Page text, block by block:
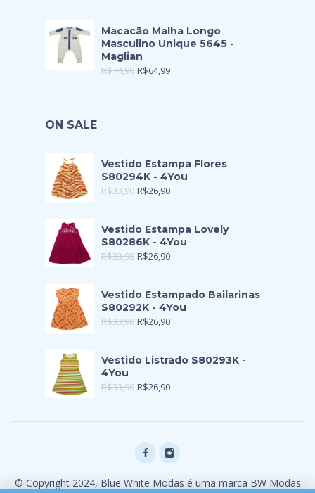
Macacão Malha Longo
Masculino Unique 5645 -
Maglian
R$74,90 R$64,99
ON SALE
Vestido Estampa Flores
S80294K - 4You
R$33,90 R$26,90
Vestido Estampa Lovely
S80286K - 4You
R$33,90 R$26,90
Vestido Estampado Bailarinas
S80292K - 4You
R$33,90 R$26,90
Vestido Listrado S80293K -
4You
R$33,90 R$26,90
© Copyright 2024, Blue White Modas é uma marca BW Modas